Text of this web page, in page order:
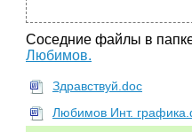
Соседние файлы в
Любимов.
Здравствуй.doc
Любимов Инт.